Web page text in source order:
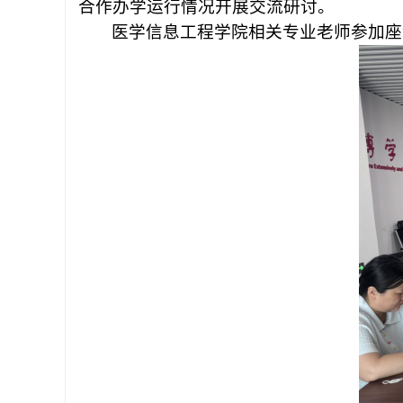
合作办学运行情况开展交流研讨。
医学信息工程学院相关专业老师参加